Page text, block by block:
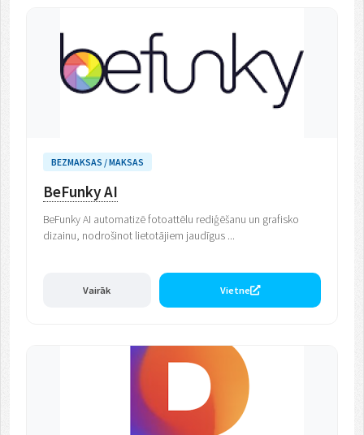
BEZMAKSAS / MAKSAS
BeFunky AI
BeFunky AI automatizē fotoattēlu rediģēšanu un grafisko
dizainu, nodrošinot lietotājiem jaudīgus ...
Vairāk Vietne